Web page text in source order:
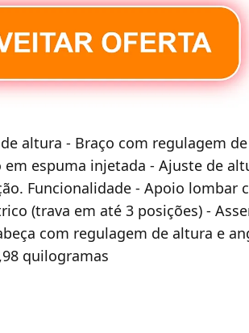
altura - Braço com regulagem
espuma injetada - Ajuste de
Funcionalidade - Apoio lombar
(trava em até 3 posições) -
com regulagem de altura e
cm; 18,98 quilogramas